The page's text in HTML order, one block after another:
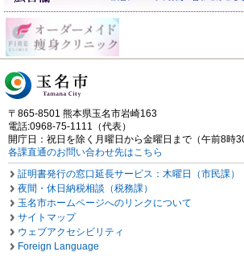
〒865-8501 熊本県玉名市岩崎163
電話:0968-75-1111（代表）
開庁日：祝日を除く月曜日から金曜日まで（午前8時
各課直通のお問い合わせ先はこちら
証明書発行の窓口延長サービス：木曜日（市民課）
夜間・休日納税相談（税務課）
玉名市ホームページへのリンクについて
サイトマップ
ウェブアクセシビリティ
Foreign Language